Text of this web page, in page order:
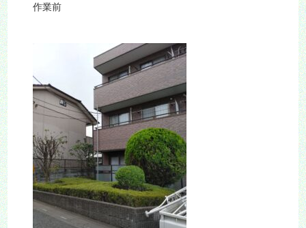
作業前